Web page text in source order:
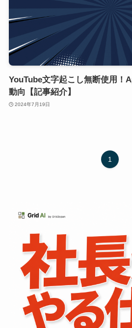
YouTube文字起こし無断使用！
動向【記事紹介】
2024年7月19日
1